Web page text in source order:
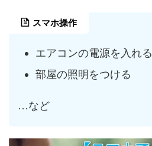
スマホ操作
エアコンの電源を入れる
部屋の照明をつける
…など